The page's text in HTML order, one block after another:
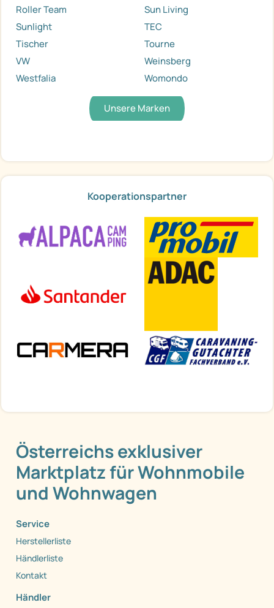
Roller Team
Sun Living
Sunlight
TEC
Tischer
Tourne
VW
Weinsberg
Westfalia
Womondo
Unsere Marken
Kooperationspartner
Österreichs exklusiver
Marktplatz für Wohnmobile
und Wohnwagen
Service
Herstellerliste
Händlerliste
Kontakt
Händler